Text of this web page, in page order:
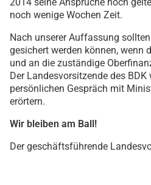
noch wenige Wochen Zeit.
Nach unserer Auffassung
gesichert werden können, wenn
und an die zuständige
Der Landesvorsitzende des
persönlichen Gespräch mit
erörtern.
Wir bleiben am Ball!
Der geschäftsführende